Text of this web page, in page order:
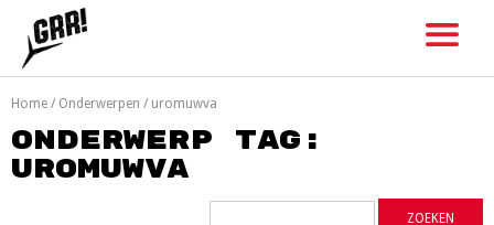
content
Home / Onderwerpen / uromuwva
Onderwerp tag:
uromuwva